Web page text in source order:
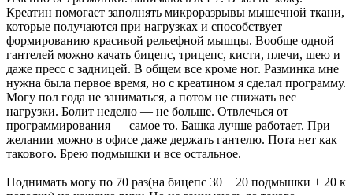
Креатин помогает заполнять микроразрывы мышечной ткани,
которые получаются при нагрузках и способствует
формированию красивой рельефной мышцы. Вообще одной
гантелей можно качать бицепс, трицепс, кисти, плечи, шею и
даже пресс с задницей. В общем все кроме ног. Разминка мне
нужна была первое время, но с креатином я сделал программу.
Могу пол года не заниматься, а потом не снижать вес
нагрузки. Болит неделю — не больше. Отвлечься от
программирования — самое то. Башка лучше работает. При
желании можно в офисе даже держать гантелю. Пота нет как
такового. Брею подмышки и все остальное.
Поднимать могу по 70 раз(на бицепс 30 + 20 подмышки + 20 к